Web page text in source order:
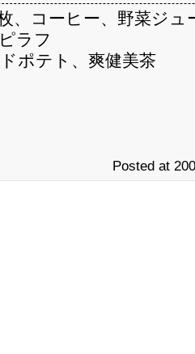
、コーヒー、野菜ジュ
ラフ
ポテト、爽健美茶
Posted at